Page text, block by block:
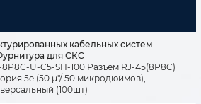
кабельных систем
для СКС
U-C5-SH-100 Разъем RJ-45(8P8C)
5e (50 µ"/ 50 микродюймов),
(100шт)